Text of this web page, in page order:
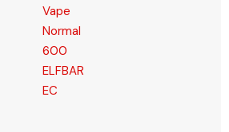
Vape
Normal
600
ELFBAR
EC